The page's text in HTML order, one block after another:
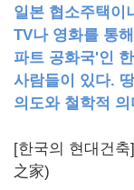
일본 협소주택이
TV나 영화를 통
파트 공화국'인
사람들이 있다.
의도와 철학적
[한국의 현대건
之家)